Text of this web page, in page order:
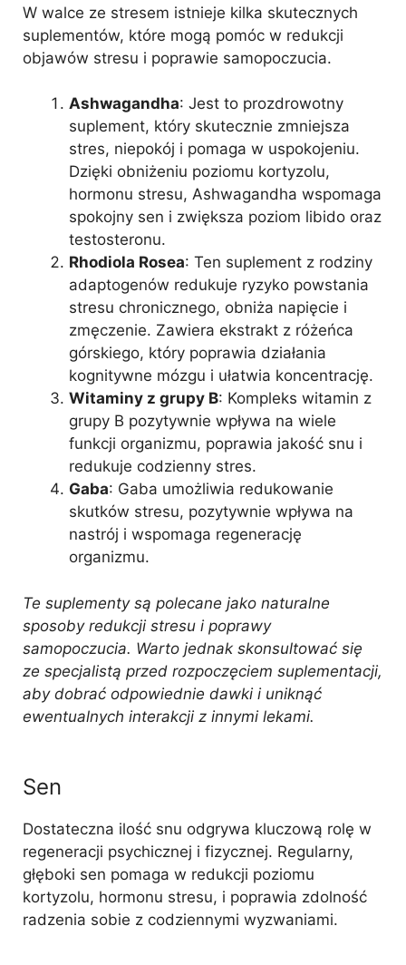
W walce ze stresem istnieje kilka skutecznych
suplementów, które mogą pomóc w redukcji
objawów stresu i poprawie samopoczucia.
Ashwagandha: Jest to prozdrowotny
suplement, który skutecznie zmniejsza
stres, niepokój i pomaga w uspokojeniu.
Dzięki obniżeniu poziomu kortyzolu,
hormonu stresu, Ashwagandha wspomaga
spokojny sen i zwiększa poziom libido oraz
testosteronu.
Rhodiola Rosea: Ten suplement z rodziny
adaptogenów redukuje ryzyko powstania
stresu chronicznego, obniża napięcie i
zmęczenie. Zawiera ekstrakt z różeńca
górskiego, który poprawia działania
kognitywne mózgu i ułatwia koncentrację.
Witaminy z grupy B: Kompleks witamin z
grupy B pozytywnie wpływa na wiele
funkcji organizmu, poprawia jakość snu i
redukuje codzienny stres.
Gaba: Gaba umożliwia redukowanie
skutków stresu, pozytywnie wpływa na
nastrój i wspomaga regenerację
organizmu.
Te suplementy są polecane jako naturalne
sposoby redukcji stresu i poprawy
samopoczucia. Warto jednak skonsultować się
ze specjalistą przed rozpoczęciem suplementacji,
aby dobrać odpowiednie dawki i uniknąć
ewentualnych interakcji z innymi lekami.
Sen
Dostateczna ilość snu odgrywa kluczową rolę w
regeneracji psychicznej i fizycznej. Regularny,
głęboki sen pomaga w redukcji poziomu
kortyzolu, hormonu stresu, i poprawia zdolność
radzenia sobie z codziennymi wyzwaniami.